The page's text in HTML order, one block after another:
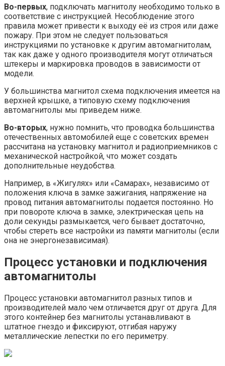
Во-первых, подключать магнитолу необходимо только в
соответствие с инструкцией. Несоблюдение этого
правила может привести к выходу её из строя или даже
пожару. При этом не следует пользоваться
инструкциями по установке к другим автомагнитолам,
так как даже у одного производителя могут отличаться
штекеры и маркировка проводов в зависимости от
модели.
У большинства магнитол схема подключения имеется на
верхней крышке, а типовую схему подключения
автомагнитолы мы приведем ниже.
Во-вторых, нужно помнить, что проводка большинства
отечественных автомобилей еще с советских времен
рассчитана на установку магнитол и радиоприемников с
механической настройкой, что может создать
дополнительные неудобства.
Например, в «Жигулях» или «Самарах», независимо от
положения ключа в замке зажигания, напряжение на
провод питания автомагнитолы подается постоянно. Но
при повороте ключа в замке, электрическая цепь на
доли секунды размыкается, чего бывает достаточно,
чтобы стереть все настройки из памяти магнитолы (если
она не энергонезависимая).
Процесс установки и подключения
автомагнитолы
Процесс установки автомагнитол разных типов и
производителей мало чем отличается друг от друга. Для
этого контейнер без магнитолы устанавливают в
штатное гнездо и фиксируют, отгибая наружу
металлические лепестки по его периметру.